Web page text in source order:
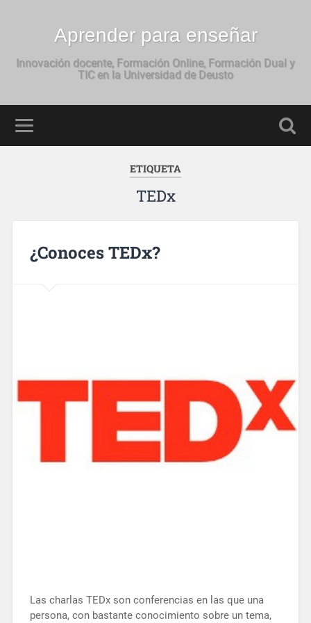
Aprender para enseñar
Innovación docente, Formación Online, Formación Dual y
TIC en la Universidad de Deusto
ETIQUETA
TEDx
¿Conoces TEDx?
Las charlas TEDx son conferencias en las que una
persona, con bastante conocimiento sobre un tema,